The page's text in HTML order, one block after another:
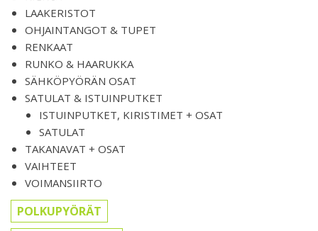
LAAKERISTOT
OHJAINTANGOT & TUPET
RENKAAT
RUNKO & HAARUKKA
SÄHKÖPYÖRÄN OSAT
SATULAT & ISTUINPUTKET
ISTUINPUTKET, KIRISTIMET + OSAT
SATULAT
TAKANAVAT + OSAT
VAIHTEET
VOIMANSIIRTO
POLKUPYÖRÄT